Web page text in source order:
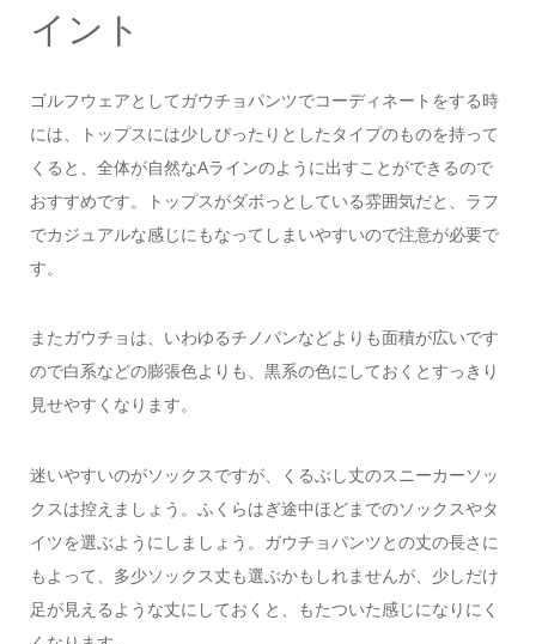
イント
ゴルフウェアとしてガウチョパンツでコーディネートをする時
には、トップスには少しぴったりとしたタイプのものを持って
くると、全体が自然なAラインのように出すことができるので
おすすめです。トップスがダボっとしている雰囲気だと、ラフ
でカジュアルな感じにもなってしまいやすいので注意が必要で
す。
またガウチョは、いわゆるチノパンなどよりも面積が広いです
ので白系などの膨張色よりも、黒系の色にしておくとすっきり
見せやすくなります。
迷いやすいのがソックスですが、くるぶし丈のスニーカーソッ
クスは控えましょう。ふくらはぎ途中ほどまでのソックスやタ
イツを選ぶようにしましょう。ガウチョパンツとの丈の長さに
もよって、多少ソックス丈も選ぶかもしれませんが、少しだけ
足が見えるような丈にしておくと、もたついた感じになりにく